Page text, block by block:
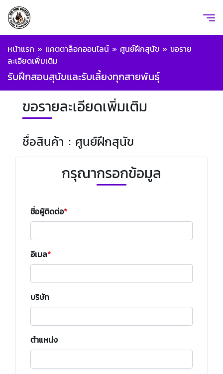
หน้าแรก » แคตตาล็อกออนไลน์ » ศูนย์ฝึกสุนัข » ขอราย
ละเอียดเพิ่มเติม
รับฝึกสอนสุนัขและรับเลี้ยงทุกสายพันธุ์
ขอรายละเอียดเพิ่มเติม
ชื่อสินค้า : ศูนย์ฝึกสุนัข
กรุณากรอกข้อมูล
ชื่อผู้ติดต่อ
อีเมล
บริษัท
ตำแหน่ง